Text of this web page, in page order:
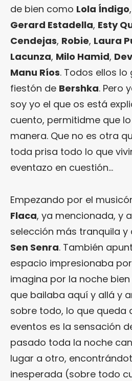
de bien como Lola Índigo,
Gerard Estadella, Esty
Cendejas, Robie, Laura
Lacunza, Milo Hamid,
Manu Ríos. Todos ellos lo
fiestón de Bershka. Pero
soy yo el que os está
cuento, permitidme que
manera. Que no es otra
toda prisa todo lo que
eventazo en cuestión…
Empezando por el
Flaca, ya mencionada, y
selección más tranquila
Sen Senra. También
espacio impresionaba
imagina por la noche
que bailaba aquí y allá y
sobre todo, lo que queda
eventos es la sensación
pasado toda la noche
lugar a otro,
inesperada (sobre todo